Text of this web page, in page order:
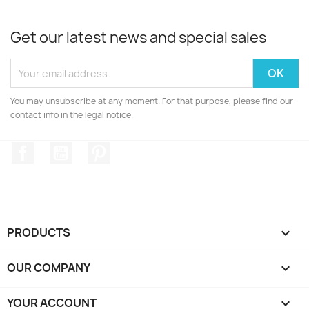
Get our latest news and special sales
You may unsubscribe at any moment. For that purpose, please find our
contact info in the legal notice.
PRODUCTS 
OUR COMPANY 
YOUR ACCOUNT 